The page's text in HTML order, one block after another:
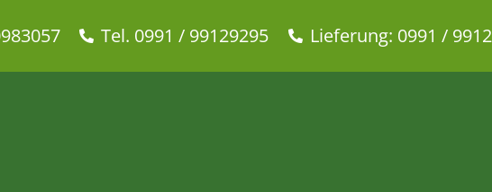
Tel. 0991 / 99129295 Lieferung: 0991 /